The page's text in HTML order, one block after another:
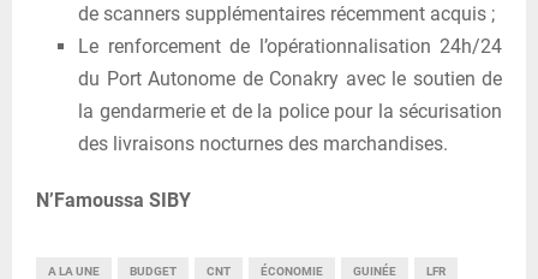
de scanners supplémentaires récemment acquis ;
Le renforcement de l’opérationnalisation 24h/24
du Port Autonome de Conakry avec le soutien de
la gendarmerie et de la police pour la sécurisation
des livraisons nocturnes des marchandises.
N’Famoussa SIBY
A LA UNE BUDGET CNT ÉCONOMIE GUINÉE LFR